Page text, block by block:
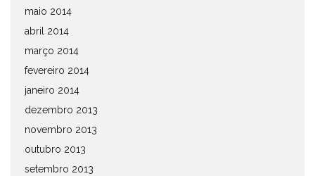
maio 2014
abril 2014
março 2014
fevereiro 2014
janeiro 2014
dezembro 2013
novembro 2013
outubro 2013
setembro 2013